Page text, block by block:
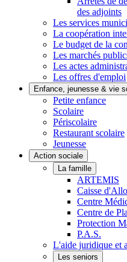
des adjoints
Les services
La coopération
Le budget de la
Les marchés
Les actes
Les offres d'emploi
Enfance, jeunesse & vie
Petite enfance
Scolaire
Périscolaire
Restaurant scolaire
Jeunesse
Action sociale
La famille
ARTEMIS
Caisse
Centre
Centre de
Protection
P.A.S.
L'aide juridique et
Les seniors